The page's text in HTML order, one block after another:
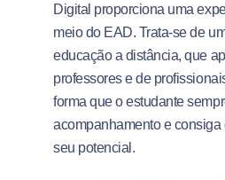
Digital proporciona uma
meio do EAD. Trata-se de
educação a distância, que
professores e de
forma que o estudante
acompanhamento e
seu potencial.